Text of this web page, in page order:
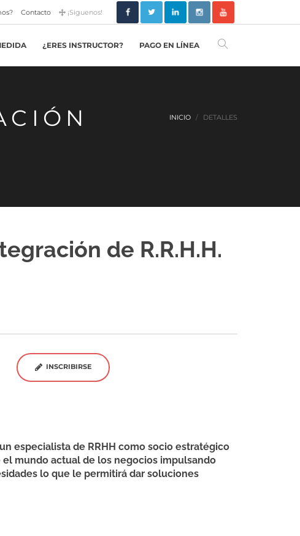
Contacto ¡Siguenos!
¿ERES INSTRUCTOR? PAGO EN LÍNEA
INICIO DETALLES
de R.R.H.H.
INSCRIBIRSE
especialista de RRHH como socio estratégico
mundo actual de los negocios impulsando
lo que le permitirá dar soluciones